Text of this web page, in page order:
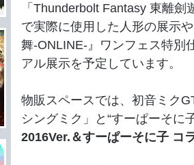
「Thunderbolt Fantasy 東離劍
で実際に使用した人形の展示
舞-ONLINE-』ワンフェス特別
アル展示を予定しています。
物販スペースでは、初音ミク
シングミク」と“すーぱーそに
2016Ver.＆すーぱーそに子 コ